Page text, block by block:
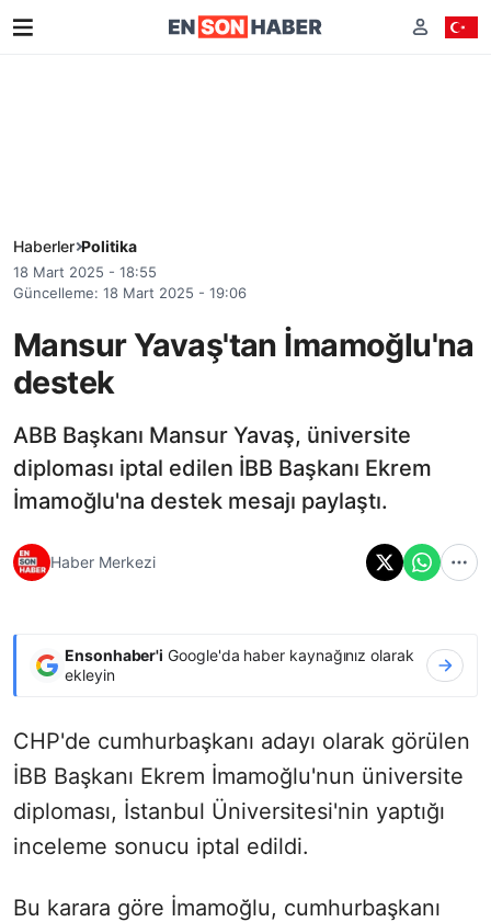
Haberler Politika
18 Mart 2025 - 18:55
Güncelleme: 18 Mart 2025 - 19:06
Mansur Yavaş'tan İmamoğlu'na
destek
ABB Başkanı Mansur Yavaş, üniversite
diploması iptal edilen İBB Başkanı Ekrem
İmamoğlu'na destek mesajı paylaştı.
Haber Merkezi
Ensonhaber'i Google'da haber kaynağınız olarak
ekleyin
CHP'de cumhurbaşkanı adayı olarak görülen
İBB Başkanı Ekrem İmamoğlu'nun üniversite
diploması, İstanbul Üniversitesi'nin yaptığı
inceleme sonucu iptal edildi.
Bu karara göre İmamoğlu, cumhurbaşkanı